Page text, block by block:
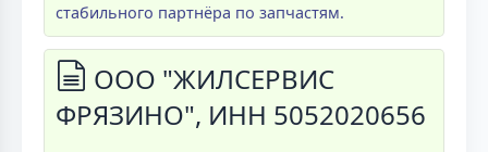
стабильного партнёра по запчастям.
ООО "ЖИЛСЕРВИС
ФРЯЗИНО", ИНН 5052020656